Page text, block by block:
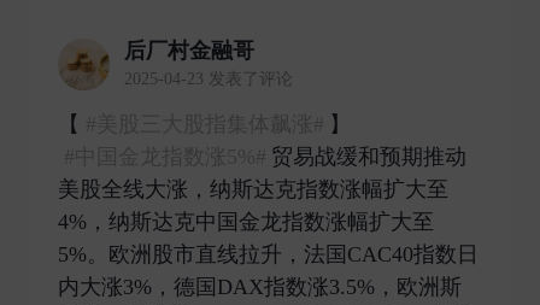
后厂村金融哥
2025-04-23 发表了评论
【​​​
】
贸易战缓和预期推动
美股全线大涨，纳斯达克指数涨幅扩大至
4%，纳斯达克中国金龙指数涨幅扩大至
5%。欧洲股市直线拉升，法国CAC40指数日
内大涨3%，德国DAX指数涨3.5%，欧洲斯